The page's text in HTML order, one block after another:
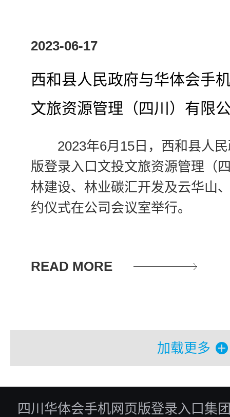
2023-06-17
西和县人民政府与华体会手
文旅资源管理（四川）有限
2023年6月15日，西和县人
版登录入口文投文旅资源管理（
林建设、林业碳汇开发及云华山
约仪式在公司会议室举行。
READ MORE
加载更多
四川华体会手机网页版登录入口集